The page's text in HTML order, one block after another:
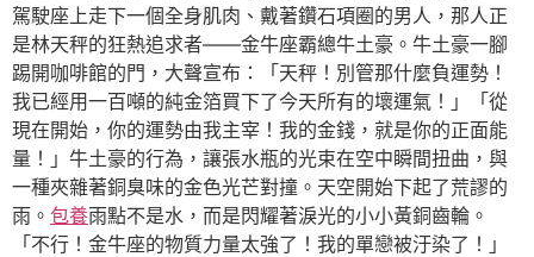
駕駛座上走下一個全身肌肉、戴著鑽石項圈的男人，那人正
是林天秤的狂熱追求者——金牛座霸總牛土豪。牛土豪一腳
踢開咖啡館的門，大聲宣布：「天秤！別管那什麼負運勢！
我已經用一百噸的純金箔買下了今天所有的壞運氣！」「從
現在開始，你的運勢由我主宰！我的金錢，就是你的正面能
量！」牛土豪的行為，讓張水瓶的光束在空中瞬間扭曲，與
一種夾雜著銅臭味的金色光芒對撞。天空開始下起了荒謬的
雨。 包養雨點不是水，而是閃耀著淚光的小小黃銅齒輪。
「不行！金牛座的物質力量太強了！我的單戀被汙染了！」